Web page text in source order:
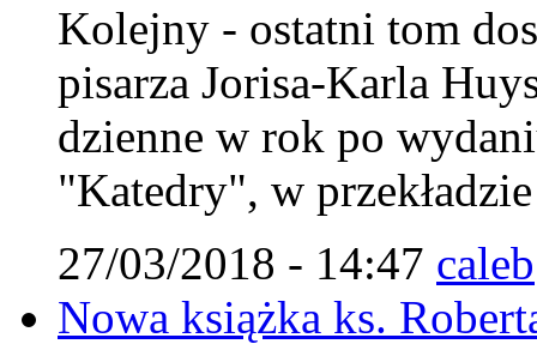
Kolejny - ostatni tom
pisarza Jorisa-Karla
dzienne w rok po
"Katedry", w
27/03/2018 - 14:47 caleb
Nowa książka ks.